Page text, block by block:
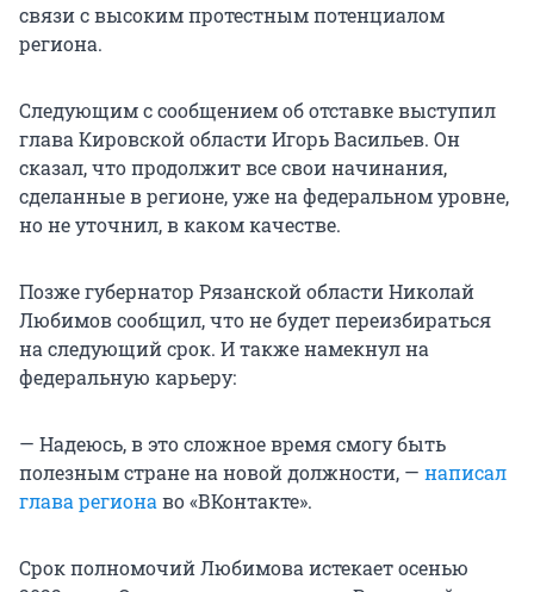
связи с высоким протестным потенциалом
региона.
Следующим с сообщением об отставке выступил
глава Кировской области Игорь Васильев. Он
сказал, что продолжит все свои начинания,
сделанные в регионе, уже на федеральном уровне,
но не уточнил, в каком качестве.
Позже губернатор Рязанской области Николай
Любимов сообщил, что не будет переизбираться
на следующий срок. И также намекнул на
федеральную карьеру:
— Надеюсь, в это сложное время смогу быть
полезным стране на новой должности, — написал
глава региона во «ВКонтакте».
Срок полномочий Любимова истекает осенью